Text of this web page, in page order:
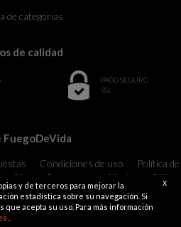
de categorías
de calidad
PAGO SEGURO
SSL
FuegoDeVida
Condiciones de uso
Política de
Blog Programa de afiliación
Billing
Keeping Requirements Compliance
Exempt
y de terceros para mejorar la
estadística sobre su navegación. Si
que acepta su uso. Para más información
X